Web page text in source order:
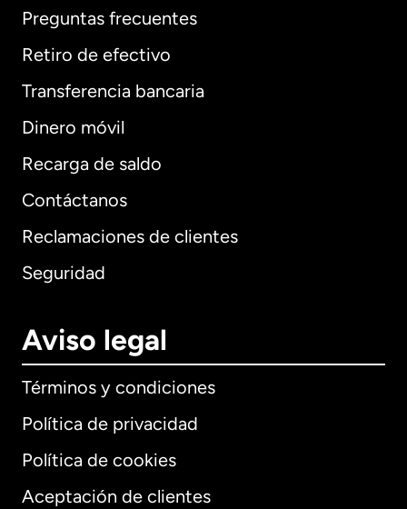
Preguntas frecuentes
Retiro de efectivo
Transferencia bancaria
Dinero móvil
Recarga de saldo
Contáctanos
Reclamaciones de clientes
Seguridad
Aviso legal
Términos y condiciones
Política de privacidad
Política de cookies
Aceptación de clientes